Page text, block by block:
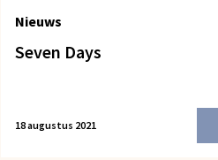
Nieuws
Seven Days
18 augustus 2021